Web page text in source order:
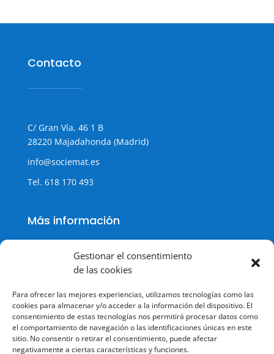
Gestionar el consentimiento
de las cookies
Para ofrecer las mejores experiencias, utilizamos tecnologías como las
cookies para almacenar y/o acceder a la información del dispositivo. El
consentimiento de estas tecnologías nos permitirá procesar datos como
el comportamiento de navegación o las identificaciones únicas en este
sitio. No consentir o retirar el consentimiento, puede afectar
negativamente a ciertas características y funciones.
Contacto
C/ Gran Vía, 46 1 B
28220 Majadahonda (Madrid)
info@sociemat.es
Tel. 618 170 493
Más información
Política de Privacidad
Aviso legal
Terminos y condiciones